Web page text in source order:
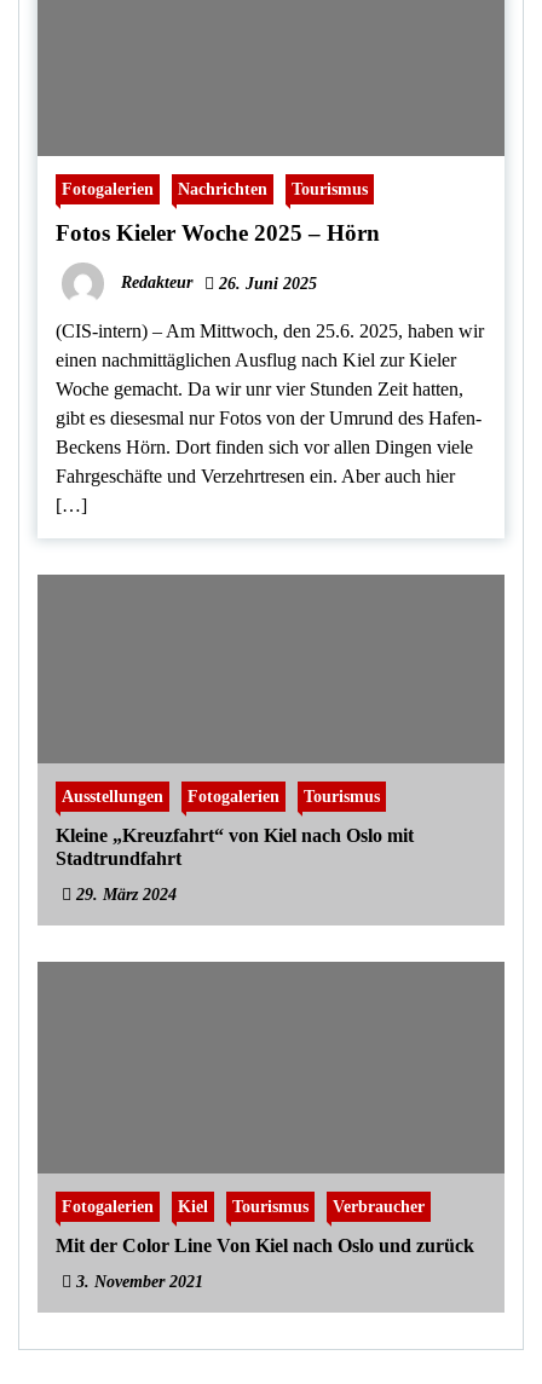
Fotogalerien Nachrichten Tourismus
Fotos Kieler Woche 2025 – Hörn
Redakteur 26. Juni 2025
(CIS-intern) – Am Mittwoch, den 25.6. 2025, haben wir
einen nachmittäglichen Ausflug nach Kiel zur Kieler
Woche gemacht. Da wir unr vier Stunden Zeit hatten,
gibt es diesesmal nur Fotos von der Umrund des Hafen-
Beckens Hörn. Dort finden sich vor allen Dingen viele
Fahrgeschäfte und Verzehrtresen ein. Aber auch hier
[…]
Ausstellungen Fotogalerien Tourismus
Kleine „Kreuzfahrt“ von Kiel nach Oslo mit
Stadtrundfahrt
29. März 2024
Fotogalerien Kiel Tourismus Verbraucher
Mit der Color Line Von Kiel nach Oslo und zurück
3. November 2021